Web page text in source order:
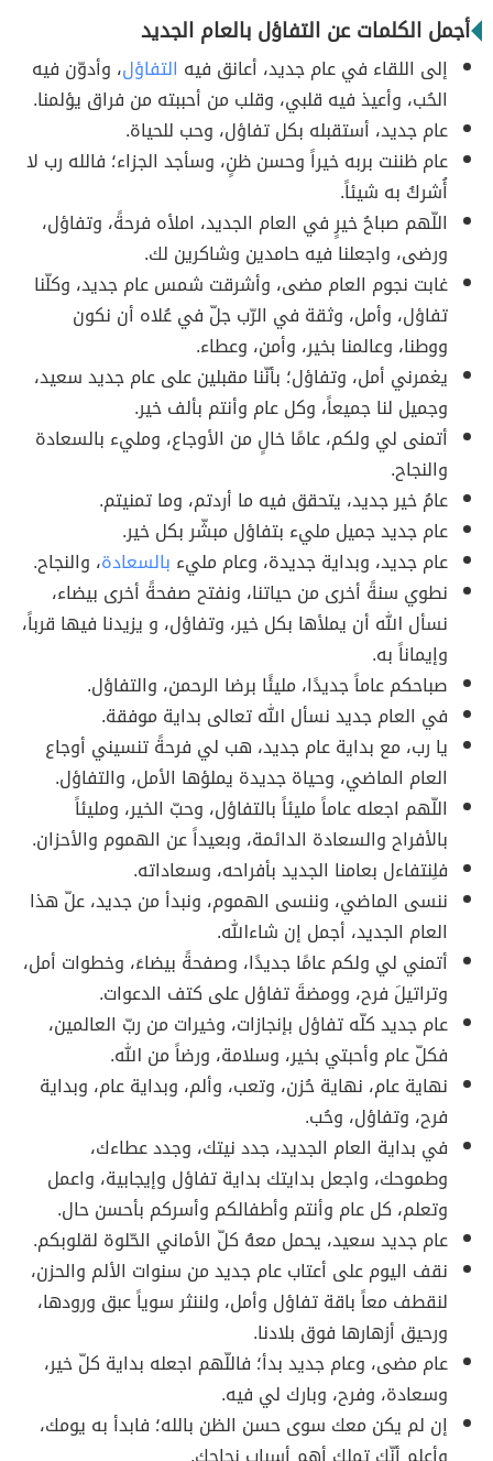
أجمل الكلمات عن التفاؤل بالعام الجديد
إلى اللقاء في عام جديد، أعانق فيه التفاؤل، وأدوّن فيه
الحُب، وأعيذ فيه قلبي، وقلب من أحببته من فراق يؤلمنا.
عام جديد، أستقبله بكل تفاؤل، وحب للحياة.
عام ظننت بربه خيراً وحسن ظنٍ، وسأجد الجزاء؛ فالله رب لا
أُشركُ به شيئاً.
اللّهم صباحُ خيرٍ في العام الجديد، املأه فرحةً، وتفاؤل،
ورضى، واجعلنا فيه حامدين وشاكرين لك.
غابت نجوم العام مضى، وأشرقت شمس عام جديد، وكلّنا
تفاؤل، وأمل، وثقة في الرّب جلّ في عُلاه أن نكون
ووطنا، وعالمنا بخير، وأمن، وعطاء.
يغمرني أمل، وتفاؤل؛ بأنّنا مقبلين على عام جديد سعيد،
وجميل لنا جميعاً، وكل عام وأنتم بألف خير.
أتمنى لي ولكم، عامًا خالٍ من الأوجاع، ومليء بالسعادة
والنجاح.
عامُ خير جديد، يتحقق فيه ما أردتم، وما تمنيتم.
عام جديد جميل مليء بتفاؤل مبشّر بكل خير.
عام جديد، وبداية جديدة، وعام مليء بالسعادة، والنجاح.
نطوي سنةً أخرى من حياتنا، ونفتح صفحةً أخرى بيضاء،
نسأل الله أن يملأها بكل خير، وتفاؤل، و يزيدنا فيها قرباً،
وإيماناً به.
صباحكم عاماً جديدًا، مليئًا برضا الرحمن، والتفاؤل.
في العام جديد نسأل الله تعالى بداية موفقة.
يا رب، مع بداية عام جديد، هب لي فرحةً تنسيني أوجاع
العام الماضي، وحياة جديدة يملؤها الأمل، والتفاؤل.
اللّهم اجعله عاماً مليئاً بالتفاؤل، وحبّ الخير، ومليئاً
بالأفراح والسعادة الدائمة، وبعيداً عن الهموم والأحزان.
فلِنتفاءل بعامنا الجديد بأفراحه، وسعاداته.
ننسى الماضي، وننسى الهموم، ونبدأ من جديد، علّ هذا
العام الجديد، أجمل إن شاءالله.
أتمني لي ولكم عامًا جديدًا، وصفحةً بيضاءَ، وخطوات أمل،
وتراتيلَ فرح، وومضةَ تفاؤل على كتف الدعوات.
عام جديد كلّه تفاؤل بإنجازات، وخيرات من ربّ العالمين،
فكلّ عام وأحبتي بخير، وسلامة، ورضاً من الله.
نهاية عام، نهاية حُزن، وتعب، وألم، وبداية عام، وبداية
فرح، وتفاؤل، وحُب.
في بداية العام الجديد، جدد نيتك، وجدد عطاءك،
وطموحك، واجعل بدايتك بداية تفاؤل وإيجابية، واعمل
وتعلم، كل عام وأنتم وأطفالكم وأسركم بأحسن حال.
عام جديد سعيد، يحمل معهُ كلّ الأماني الحّلوة لقلوبكم.
نقف اليوم على أعتاب عام جديد من سنوات الألم والحزن،
لنقطف معاً باقة تفاؤل وأمل، ولننثر سوياً عبق ورودها،
ورحيق أزهارها فوق بلادنا.
عام مضى، وعام جديد بدأ؛ فاللّهم اجعله بداية كلّ خير،
وسعادة، وفرح، وبارك لي فيه.
إن لم يكن معك سوى حسن الظن بالله؛ فابدأ به يومك،